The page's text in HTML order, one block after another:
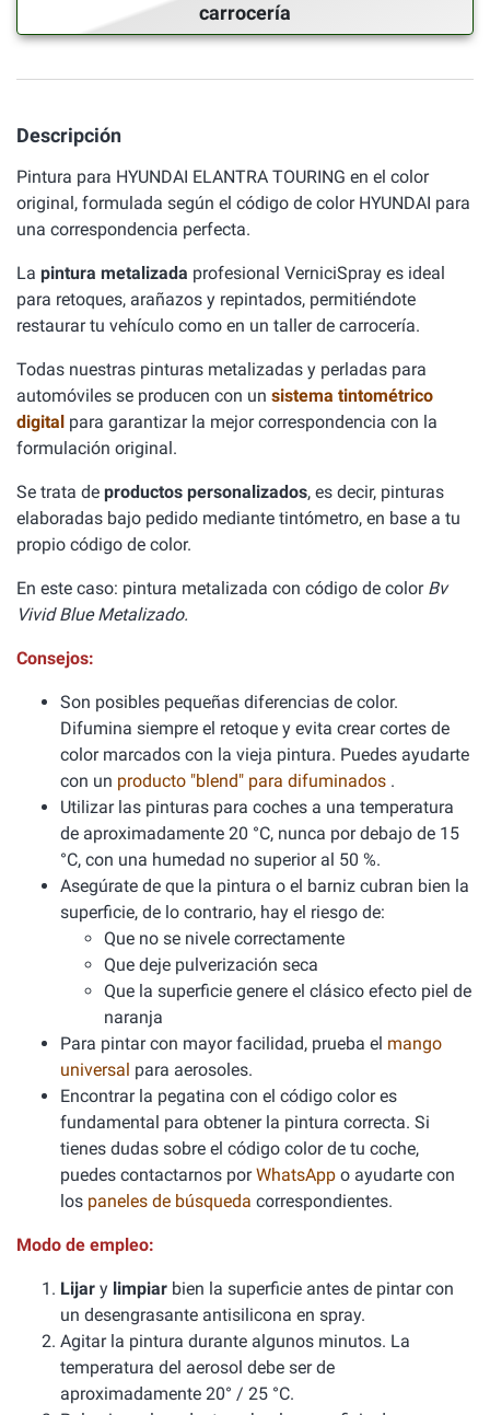
carrocería
Descripción
Pintura para HYUNDAI ELANTRA TOURING en el color
original, formulada según el código de color HYUNDAI para
una correspondencia perfecta.
La pintura metalizada profesional VerniciSpray es ideal
para retoques, arañazos y repintados, permitiéndote
restaurar tu vehículo como en un taller de carrocería.
Todas nuestras pinturas metalizadas y perladas para
automóviles se producen con un sistema tintométrico
digital para garantizar la mejor correspondencia con la
formulación original.
Se trata de productos personalizados, es decir, pinturas
elaboradas bajo pedido mediante tintómetro, en base a tu
propio código de color.
En este caso: pintura metalizada con código de color Bv
Vivid Blue Metalizado.
Consejos:
Son posibles pequeñas diferencias de color.
Difumina siempre el retoque y evita crear cortes de
color marcados con la vieja pintura. Puedes ayudarte
con un producto "blend" para difuminados .
Utilizar las pinturas para coches a una temperatura
de aproximadamente 20 °C, nunca por debajo de 15
°C, con una humedad no superior al 50 %.
Asegúrate de que la pintura o el barniz cubran bien la
superficie, de lo contrario, hay el riesgo de:
Que no se nivele correctamente
Que deje pulverización seca
Que la superficie genere el clásico efecto piel de
naranja
Para pintar con mayor facilidad, prueba el mango
universal para aerosoles.
Encontrar la pegatina con el código color es
fundamental para obtener la pintura correcta. Si
tienes dudas sobre el código color de tu coche,
puedes contactarnos porWhatsApp o ayudarte con
los paneles de búsqueda correspondientes.
Modo de empleo:
Lijar y limpiar bien la superficie antes de pintar con
un desengrasante antisilicona en spray.
Agitar la pintura durante algunos minutos. La
temperatura del aerosol debe ser de
aproximadamente 20° / 25 °C.